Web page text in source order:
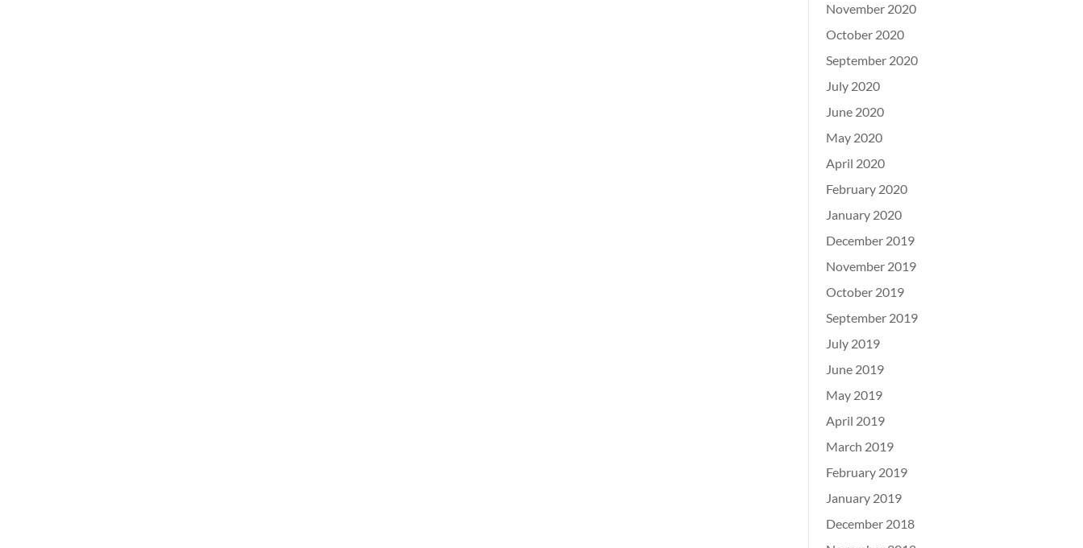
November 2020
October 2020
September 2020
July 2020
June 2020
May 2020
April 2020
February 2020
January 2020
December 2019
November 2019
October 2019
September 2019
July 2019
June 2019
May 2019
April 2019
March 2019
February 2019
January 2019
December 2018